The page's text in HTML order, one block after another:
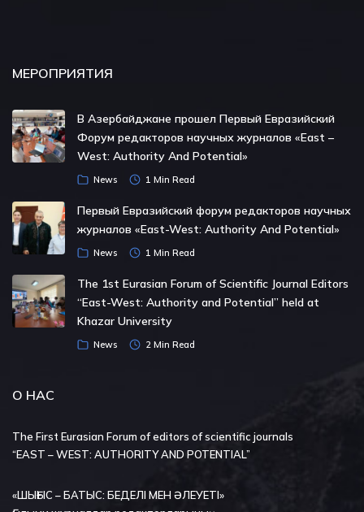
МЕРОПРИЯТИЯ
В Азербайджане прошел Первый Евразийский
Форум редакторов научных журналов «East –
West: Authority And Potential»
News 1 Min Read
Первый Евразийский форум редакторов научных
журналов «East-West: Authority And Potential»
News 1 Min Read
The 1st Eurasian Forum of Scientific Journal Editors
“East-West: Authority and Potential” held at
Khazar University
News 2 Min Read
О НАС
The First Eurasian Forum of editors of scientific journals
“EAST – WEST: AUTHORITY AND POTENTIAL”
«ШЫҒЫС – БАТЫС: БЕДЕЛІ МЕН ӘЛЕУЕТІ»